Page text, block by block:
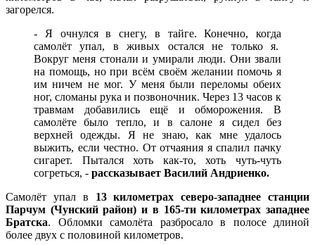
загорелся.
- Я очнулся в снегу, в тайге. Конечно, когда
самолёт упал, в живых остался не только я.
Вокруг меня стонали и умирали люди. Они звали
на помощь, но при всём своём желании помочь я
им ничем не мог. У меня были переломы обеих
ног, сломаны рука и позвоночник. Через 13 часов к
травмам добавились ещё и обморожения. В
самолёте было тепло, и в салоне я сидел без
верхней одежды. Я не знаю, как мне удалось
выжить, если честно. От отчаяния я спалил пачку
сигарет. Пытался хоть как-то, хоть чуть-чуть
согреться, - рассказывает Василий Андриенко.
Самолёт упал в 13 километрах северо-западнее станции
Парчум (Чунский район) и в 165-ти километрах западнее
Братска. Обломки самолёта разбросало в полосе длиной
более двух с половиной километров.